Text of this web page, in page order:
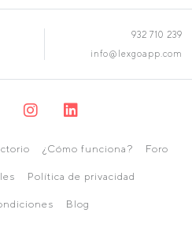
932 710 239
info@lexgoapp.com
¿Cómo funciona? Foro
Política de privacidad
Blog